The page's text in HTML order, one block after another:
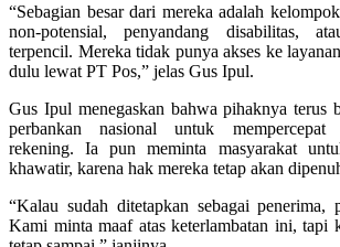
“Sebagian besar dari mereka adalah
non-potensial, penyandang disabilitas,
terpencil. Mereka tidak punya akses ke
dulu lewat PT Pos,” jelas Gus Ipul.
Gus Ipul menegaskan bahwa pihaknya terus
perbankan nasional untuk mempercepat
rekening. Ia pun meminta masyarakat
khawatir, karena hak mereka tetap akan
“Kalau sudah ditetapkan sebagai penerima,
Kami minta maaf atas keterlambatan ini, tapi